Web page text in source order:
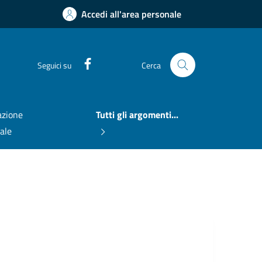
Accedi all'area personale
Seguici su Cerca
Tutti gli argomenti...